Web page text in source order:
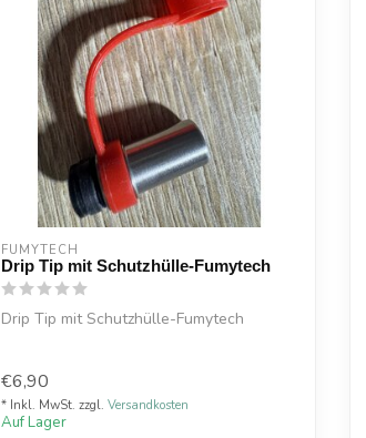
FUMYTECH
Drip Tip mit Schutzhülle-Fumytech
Drip Tip mit Schutzhülle-Fumytech
€6,90
* Inkl. MwSt. zzgl. Versandkosten
Auf Lager